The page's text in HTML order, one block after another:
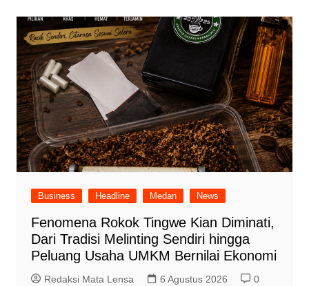
Business Headline Medan News
Fenomena Rokok Tingwe Kian Diminati,
Dari Tradisi Melinting Sendiri hingga
Peluang Usaha UMKM Bernilai Ekonomi
Redaksi Mata Lensa 6 Agustus 2026 0